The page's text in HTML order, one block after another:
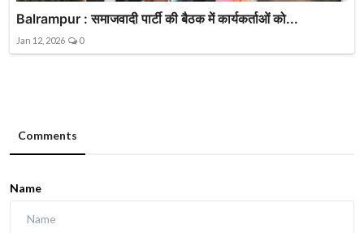
Balrampur : समाजवादी पार्टी की बैठक में कार्यकर्ताओं को...
Jan 12, 2026 0
Comments
Name